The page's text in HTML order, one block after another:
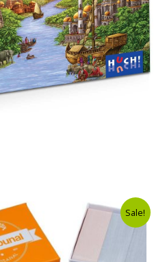
Sale!
€14,49.
Current
price
€10,49.